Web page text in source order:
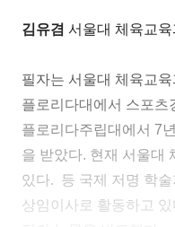
김유겸서울대 체육교
필자는 서울대 체육교
플로리다대에서 스포츠
플로리다주립대에서 7
을 받았다. 현재 서울대
있다. 등 국제 저명 학
상임이사로 활동하고